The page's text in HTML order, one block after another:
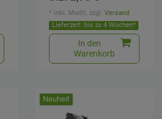
Lieferzeit: bis zu 4 Wochen*
In den
Warenkorb
* inkl. MwSt. zzgl.Versand
Neuheit